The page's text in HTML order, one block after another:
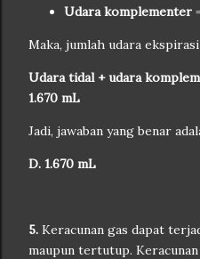
Udara komplementer
Maka, jumlah udara
Udara tidal + udara
1.670 mL
Jadi, jawaban yang benar
D. 1.670 mL
5. Keracunan gas dapat
maupun tertutup.